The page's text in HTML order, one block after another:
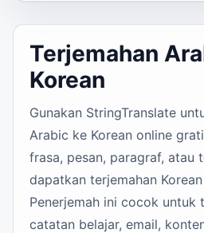
Terjemahan
Korean
Gunakan StringTranslate
Arabic ke Korean online
frasa, pesan, paragraf, atau
dapatkan terjemahan
Penerjemah ini cocok untuk
catatan belajar, email,